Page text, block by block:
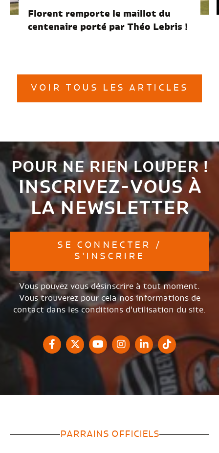
Florent remporte le maillot du
centenaire porté par Théo Lebris !
VOIR TOUS LES ARTICLES
POUR NE RIEN LOUPER !
INSCRIVEZ-VOUS À
LA NEWSLETTER
SE CONNECTER /
S'INSCRIRE
Vous pouvez vous désinscrire à tout moment.
Vous trouverez pour cela nos informations de
contact dans les conditions d'utilisation du site.
PARRAINS OFFICIELS